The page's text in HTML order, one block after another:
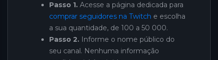
Passo 1. Acesse a página dedicada para
comprar seguidores na Twitch e escolha
a sua quantidade, de 100 a 50 000.
Passo 2. Informe o nome público do
seu canal. Nenhuma informação